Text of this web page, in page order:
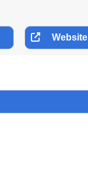
Website